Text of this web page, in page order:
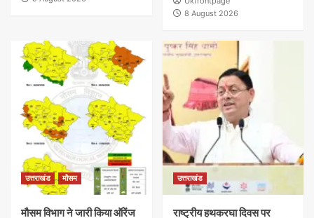
8 August 2026
उत्तराखंड मौसम
मौसम विभाग ने जारी किया ऑरेंज
उत्तराखंड
राष्ट्रीय हथकरघा दिवस पर